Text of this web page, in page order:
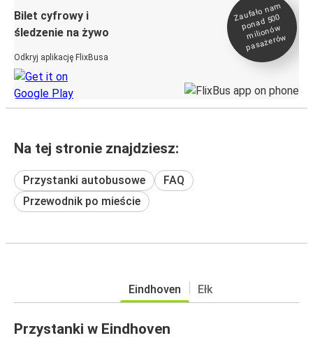
Bilet cyfrowy i
śledzenie na żywo
Odkryj aplikację FlixBusa
Zaufało na
m
ponad 500
milionó
w
pasażeró
w
Na tej stronie znajdziesz:
Przystanki autobusowe
FAQ
Przewodnik po mieście
Eindhoven Ełk
Przystanki w Eindhoven